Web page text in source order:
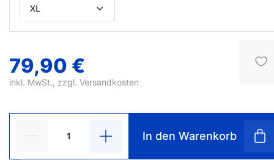
79,90 €
inkl. MwSt., zzgl. Versandkosten
In den Warenkorb